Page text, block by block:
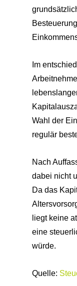
Im
Wahl der
regulär
Nach
dabei nicht
Da das
liegt keine
eine
würde.
Quelle: